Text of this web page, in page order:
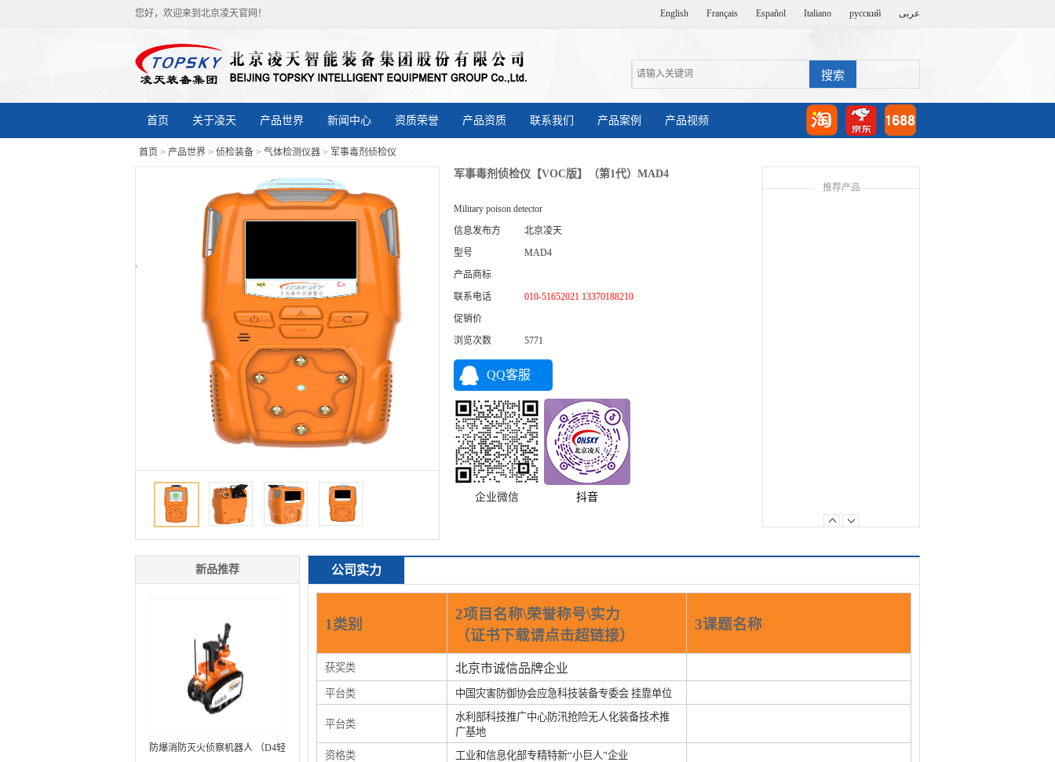
您好，欢迎来到北京凌天官网！ English Français Español Italiano русский عربى
首页 关于凌天 产品世界 新闻中心 资质荣誉 产品资质 联系我们 产品案例 产品视频
首页 > 产品世界 > 侦检装备 > 气体检测仪器 > 军事毒剂侦检仪
军事毒剂侦检仪【VOC版】（第1代）MAD4
Military poison detector
信息发布方
北京凌天
型号
MAD4
产品商标
联系电话
010-51652021 13370188210
促销价
浏览次数
5771
QQ客服
企业微信 抖音
推荐产品
新品推荐
防爆消防灭火侦察机器人 （D4轻
公司实力
1类别
2项目名称\荣誉称号\实力
（证书下载请点击超链接）
3课题名称
获奖类 北京市诚信品牌企业
平台类 中国灾害防御协会应急科技装备专委会 挂靠单位
平台类
水利部科技推广中心防汛抢险无人化装备技术推
广基地
资格类
工业和信息化部专精特新“小巨人”企业